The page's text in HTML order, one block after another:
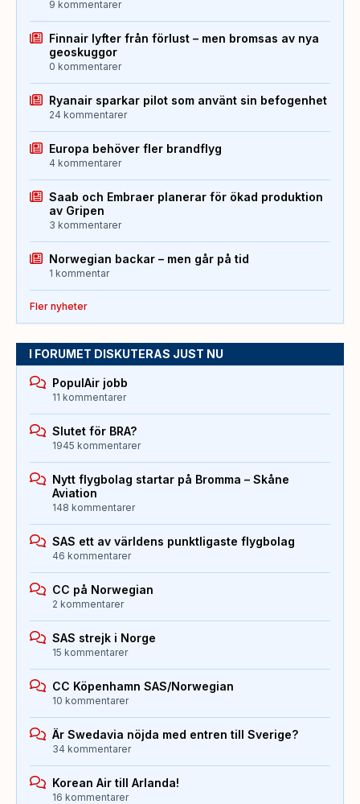
9 kommentarer
Finnair lyfter från förlust – men bromsas av nya
geoskuggor
0 kommentarer
Ryanair sparkar pilot som använt sin befogenhet
24 kommentarer
Europa behöver fler brandflyg
4 kommentarer
Saab och Embraer planerar för ökad produktion
av Gripen
3 kommentarer
Norwegian backar – men går på tid
1 kommentar
Fler nyheter
I FORUMET DISKUTERAS JUST NU
PopulAir jobb
11 kommentarer
Slutet för BRA?
1945 kommentarer
Nytt flygbolag startar på Bromma – Skåne
Aviation
148 kommentarer
SAS ett av världens punktligaste flygbolag
46 kommentarer
CC på Norwegian
2 kommentarer
SAS strejk i Norge
15 kommentarer
CC Köpenhamn SAS/Norwegian
10 kommentarer
Är Swedavia nöjda med entren till Sverige?
34 kommentarer
Korean Air till Arlanda!
16 kommentarer